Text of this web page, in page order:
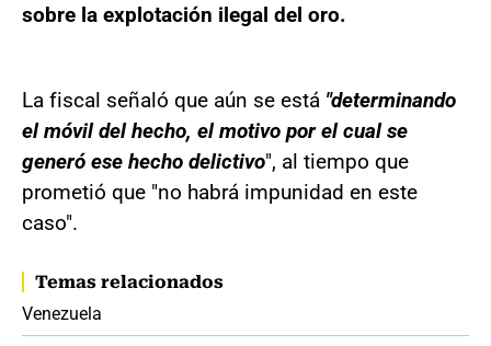
sobre la explotación ilegal del oro.
La fiscal señaló que aún se está "determinando
el móvil del hecho, el motivo por el cual se
generó ese hecho delictivo", al tiempo que
prometió que "no habrá impunidad en este
caso".
Temas relacionados
Venezuela